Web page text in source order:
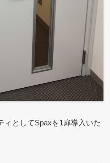
ィとしてSpaxを1扉導入いた